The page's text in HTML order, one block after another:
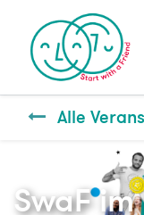
Alle
SwaF